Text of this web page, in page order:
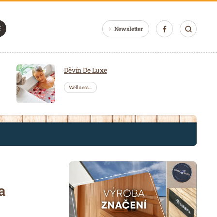
Newsletter
Děvín De Luxe
Wellness…